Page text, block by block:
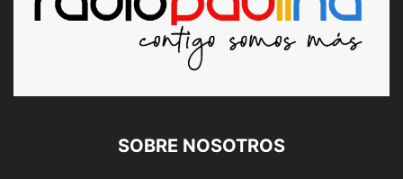
SOBRE NOSOTROS